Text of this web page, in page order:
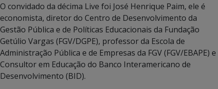
O convidado da décima Live foi José Henrique Paim, ele é
economista, diretor do Centro de Desenvolvimento da
Gestão Pública e de Políticas Educacionais da Fundação
Getúlio Vargas (FGV/DGPE), professor da Escola de
Administração Pública e de Empresas da FGV (FGV/EBAPE) e
Consultor em Educação do Banco Interamericano de
Desenvolvimento (BID).